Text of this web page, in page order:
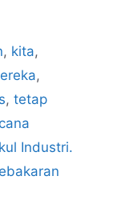
, kita,
,
, tetap
Industri.